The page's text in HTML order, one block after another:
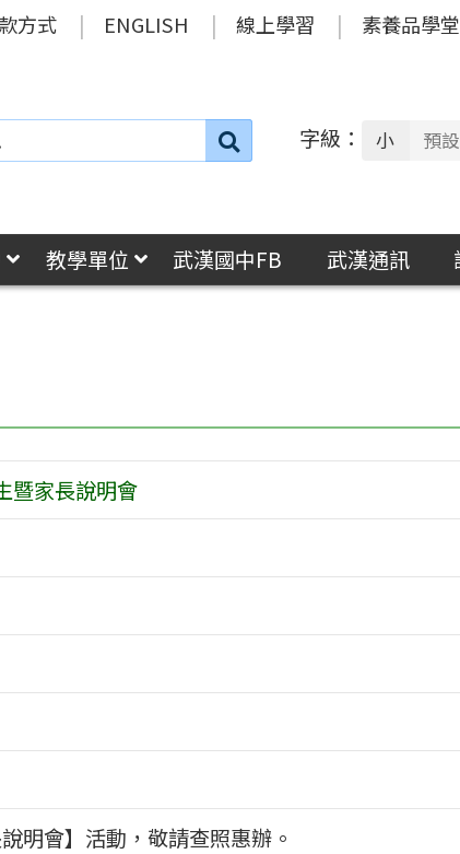
方式 ENGLISH 線上學習 素養品學堂
搜
字級： 小 預設
教學單位 武漢國中FB 武漢通訊
暨家長說明會
明會】活動，敬請查照惠辦。